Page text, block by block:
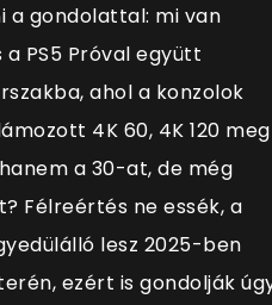
a gondolattal: mi van
PS5 Próval együtt
ahol a konzolok
4K 60, 4K 120 meg
a 30-at, de még
Félreértés ne essék, a
lesz 2025-ben
ezért is gondolják